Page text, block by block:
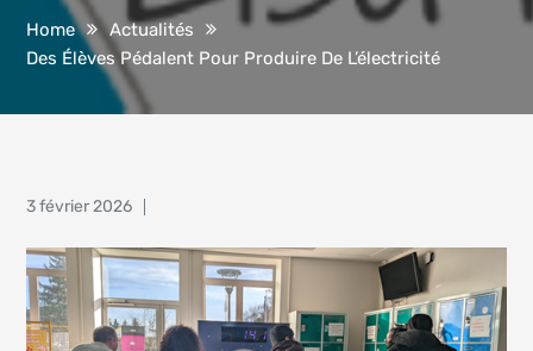
Home
Actualités
Des Élèves Pédalent Pour Produire De L’électricité
Posted
3 février 2026